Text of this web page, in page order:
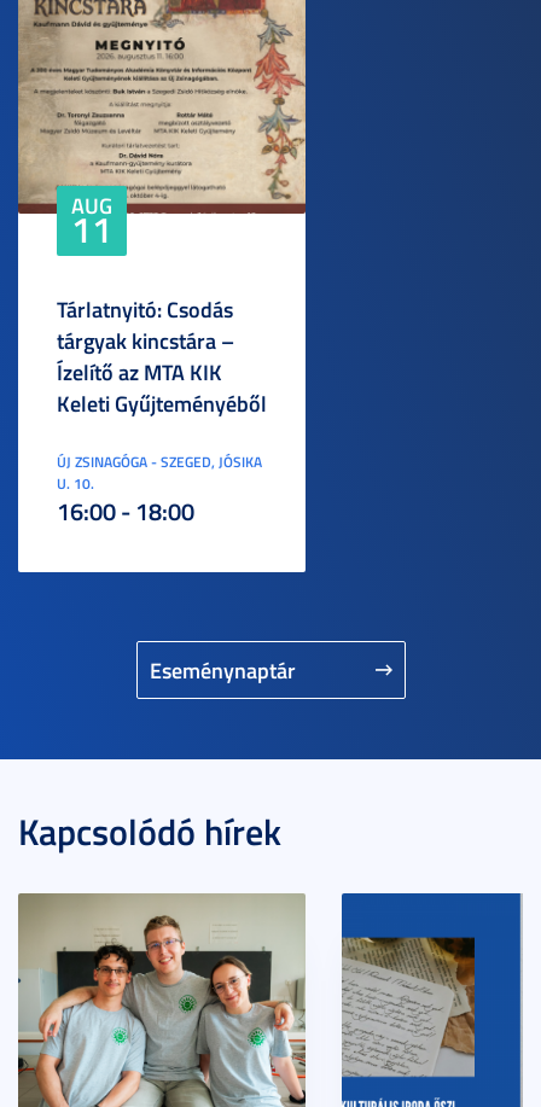
Eseménynaptár
AUG
11
Tárlatnyitó: Csodás
tárgyak kincstára –
Ízelítő az MTA KIK
Keleti Gyűjteményéből
ÚJ ZSINAGÓGA - SZEGED, JÓSIKA
U. 10.
16:00 - 18:00
Kapcsolódó hírek